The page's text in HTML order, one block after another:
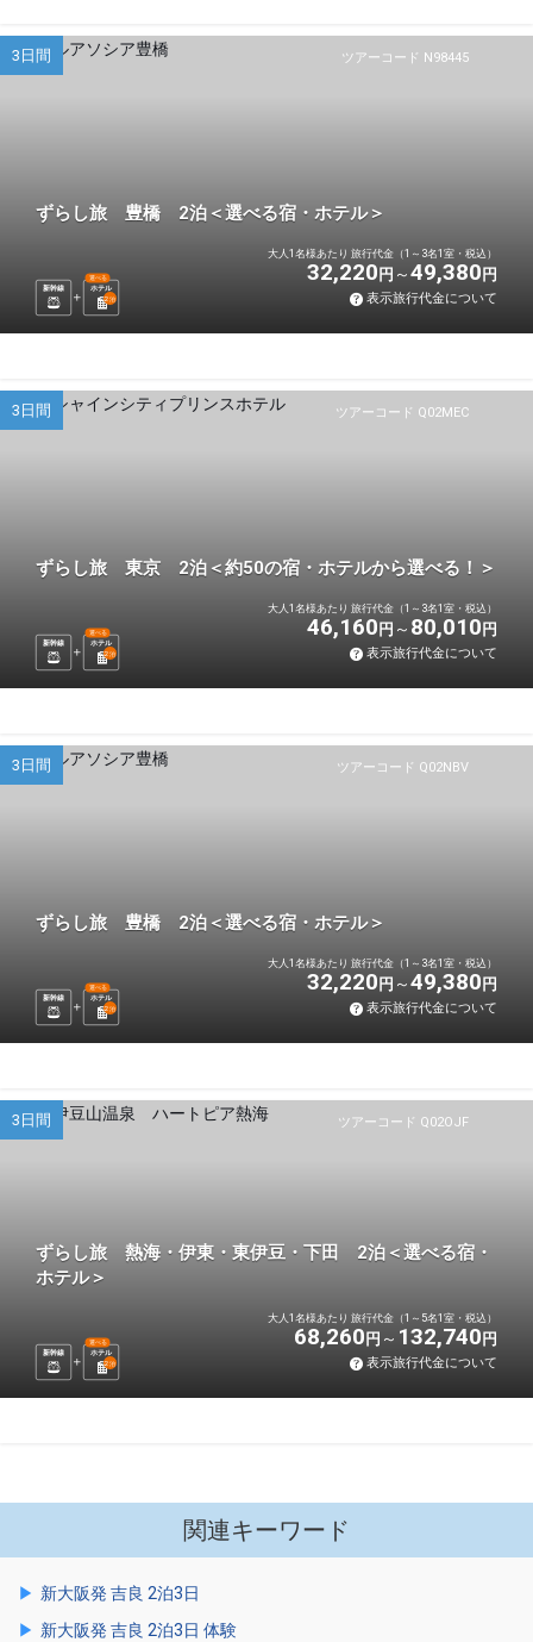
ツアーコード N98445
3日間
ずらし旅 豊橋 2泊＜選べる宿・ホテル＞
新幹線 ホテル
選べる
2泊
大人1名様あたり 旅行代金（1～3名1室・税込）
32,220 円 49,380 円
表示旅行代金について
ツアーコード Q02MEC
3日間
ずらし旅 東京 2泊＜約50の宿・ホテルから選べる！＞
新幹線 ホテル
選べる
2泊
大人1名様あたり 旅行代金（1～3名1室・税込）
46,160 円 80,010 円
表示旅行代金について
ツアーコード Q02NBV
3日間
ずらし旅 豊橋 2泊＜選べる宿・ホテル＞
新幹線 ホテル
選べる
2泊
大人1名様あたり 旅行代金（1～3名1室・税込）
32,220 円 49,380 円
表示旅行代金について
ツアーコード Q02OJF
3日間
ずらし旅 熱海・伊東・東伊豆・下田 2泊＜選べる宿・
ホテル＞
新幹線 ホテル
選べる
2泊
大人1名様あたり 旅行代金（1～5名1室・税込）
68,260 円 132,740 円
表示旅行代金について
関連キーワード
新大阪発 吉良 2泊3日
新大阪発 吉良 2泊3日 体験